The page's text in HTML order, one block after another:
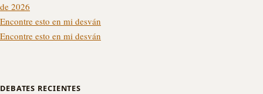
de 2026
Encontre esto en mi desván
Encontre esto en mi desván
DEBATES RECIENTES